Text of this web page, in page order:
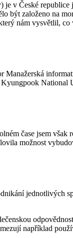
v České
být založeno na
nám vysvětlil,
čase jsem
možnost
jednotlivých
například